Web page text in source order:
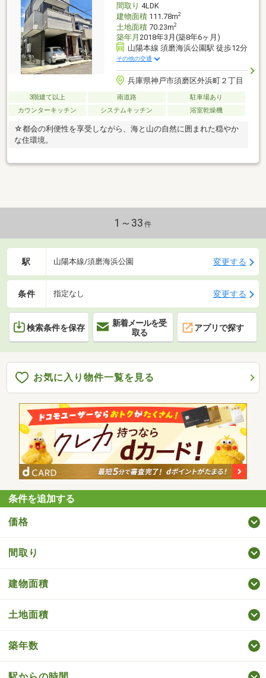
間取り 4LDK
建物面積111.78m2
土地面積70.23m2
築年月 2018年3月(築8年6ヶ月)
山陽本線 須磨海浜公園駅 徒歩12分
その他の交通
兵庫県神戸市須磨区外浜町２丁目
3階建て以上 南道路
駐車場あり
カウンターキッチン
システムキッチン 浴室乾燥機
☆都会の利便性を享受しながら、海と山の自然に囲まれた穏やか
な住環境。
1～33 件
駅 山陽本線/須磨海浜公園 変更する
条件 指定なし 変更する
検索条件を保存
新着メールを受
取る
アプリで探す
お気に入り物件一覧を見る
条件を追加する
価格
間取り
建物面積
土地面積
築年数